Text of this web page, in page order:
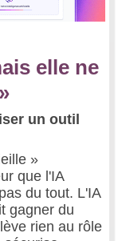
elle ne
un outil
»
que l'IA
du tout. L'IA
gagner du
rien au rôle